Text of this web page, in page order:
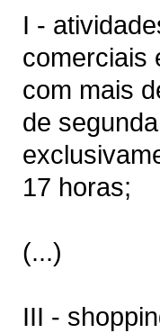
I -
comerciais
com mais
de
17 horas;
(...)
III -